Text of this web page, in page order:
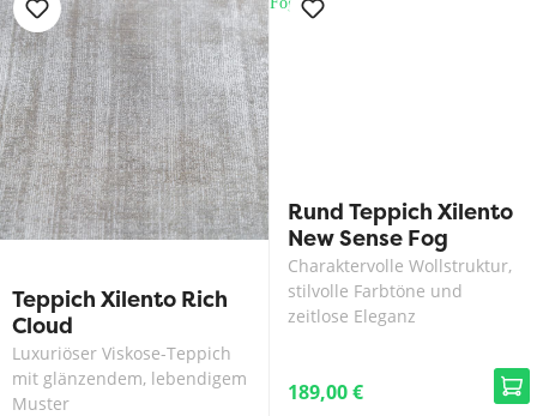
Teppich Xilento Rich
Cloud
Luxuriöser Viskose-Teppich
mit glänzendem, lebendigem
Muster
Rund Teppich Xilento
New Sense Fog
Charaktervolle Wollstruktur,
stilvolle Farbtöne und
zeitlose Eleganz
189,00 €